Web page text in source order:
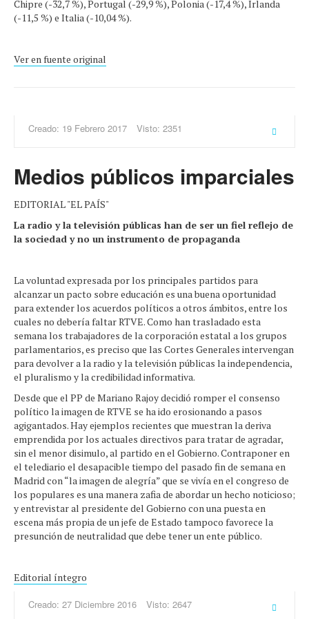
Chipre (-32,7 %), Portugal (-29,9 %), Polonia (-17,4 %), Irlanda
(-11,5 %) e Italia (-10,04 %).
Ver en fuente original
Creado: 19 Febrero 2017 Visto: 2351
Medios públicos imparciales
EDITORIAL "EL PAÍS"
La radio y la televisión públicas han de ser un fiel reflejo de
la sociedad y no un instrumento de propaganda
La voluntad expresada por los principales partidos para
alcanzar un pacto sobre educación es una buena oportunidad
para extender los acuerdos políticos a otros ámbitos, entre los
cuales no debería faltar RTVE. Como han trasladado esta
semana los trabajadores de la corporación estatal a los grupos
parlamentarios, es preciso que las Cortes Generales intervengan
para devolver a la radio y la televisión públicas la independencia,
el pluralismo y la credibilidad informativa.
Desde que el PP de Mariano Rajoy decidió romper el consenso
político la imagen de RTVE se ha ido erosionando a pasos
agigantados. Hay ejemplos recientes que muestran la deriva
emprendida por los actuales directivos para tratar de agradar,
sin el menor disimulo, al partido en el Gobierno. Contraponer en
el telediario el desapacible tiempo del pasado fin de semana en
Madrid con “la imagen de alegría” que se vivía en el congreso de
los populares es una manera zafia de abordar un hecho noticioso;
y entrevistar al presidente del Gobierno con una puesta en
escena más propia de un jefe de Estado tampoco favorece la
presunción de neutralidad que debe tener un ente público.
Editorial íntegro
Creado: 27 Diciembre 2016 Visto: 2647